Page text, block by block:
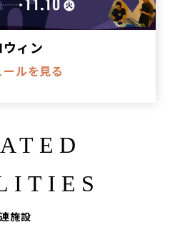
ィン
ルを見る
施設